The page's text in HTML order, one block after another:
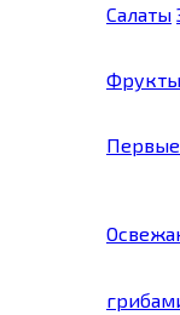
Салаты
Фрукты